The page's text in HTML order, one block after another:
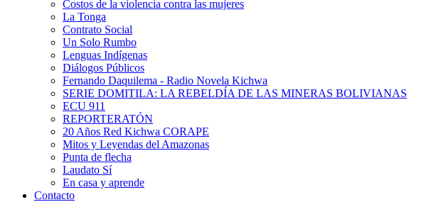
Costos de la violencia contra las mujeres
La Tonga
Contrato Social
Un Solo Rumbo
Lenguas Indígenas
Diálogos Públicos
Fernando Daquilema - Radio Novela Kichwa
SERIE DOMITILA: LA REBELDÍA DE LAS MINERAS BOLIVIANAS
ECU 911
REPORTERATÓN
20 Años Red Kichwa CORAPE
Mitos y Leyendas del Amazonas
Punta de flecha
Laudato Sí
En casa y aprende
Contacto